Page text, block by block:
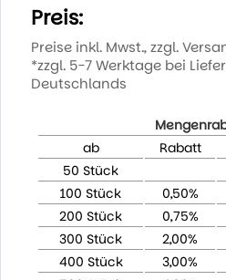
Preis:
Preise inkl. Mwst., zzgl.
*zzgl. 5-7 Werktage bei
Deutschlands
ab
Rabatt
50 Stück
100 Stück
0,50%
200 Stück
0,75%
300 Stück
2,00%
400 Stück
3,00%